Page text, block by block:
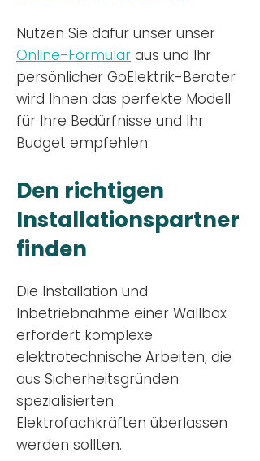
Nutzen Sie dafür unser unser
Online-Formular aus und Ihr
persönlicher GoElektrik-Berater
wird Ihnen das perfekte Modell
für Ihre Bedürfnisse und Ihr
Budget empfehlen.
Den richtigen
Installationspartner
finden
Die Installation und
Inbetriebnahme einer Wallbox
erfordert komplexe
elektrotechnische Arbeiten, die
aus Sicherheitsgründen
spezialisierten
Elektrofachkräften überlassen
werden sollten.